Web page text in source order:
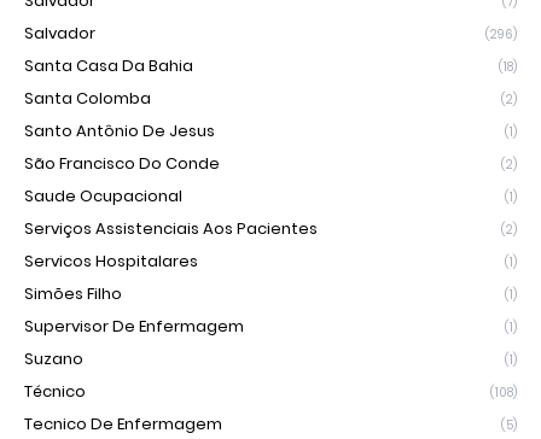
Salvador (296)
Santa Casa Da Bahia (18)
Santa Colomba (2)
Santo Antônio De Jesus (1)
São Francisco Do Conde (2)
Saude Ocupacional (1)
Serviços Assistenciais Aos Pacientes (2)
Servicos Hospitalares (1)
Simões Filho (1)
Supervisor De Enfermagem (1)
Suzano (1)
Técnico (108)
Tecnico De Enfermagem (5)